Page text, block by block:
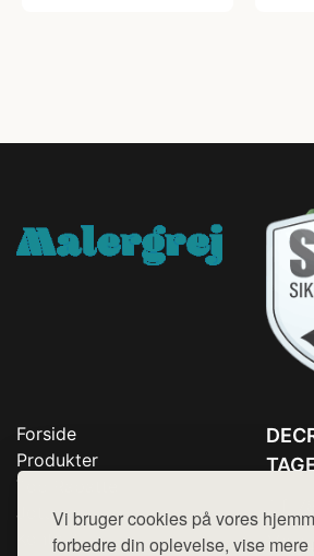
Vi bruger cookies på vores
forbedre din oplevelse, vise mere
Forside
Produkter
Top Rabatter
Jotun maling
Kontakt
Mail: